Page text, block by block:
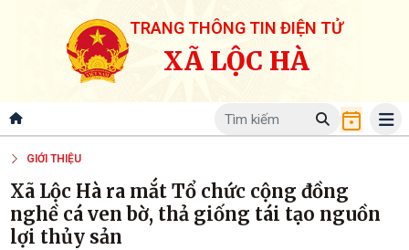
TRANG THÔNG TIN ĐIỆN TỬ
XÃ LỘC HÀ
GIỚI THIỆU
Xã Lộc Hà ra mắt Tổ chức cộng đồng
nghề cá ven bờ, thả giống tái tạo nguồn
lợi thủy sản